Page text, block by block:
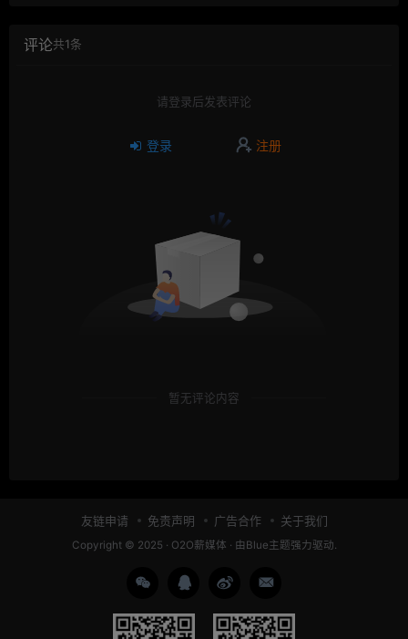
评论共1条
请登录后发表评论
登录 注册
暂无评论内容
友链申请 免责声明 广告合作 关于我们
Copyright © 2025 · O2O薪媒体 · 由 Blue主题强力驱动.